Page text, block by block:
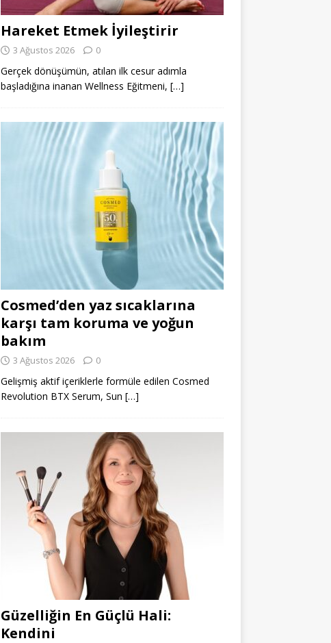
Hareket Etmek İyileştirir
3 Ağustos 2026 0
Gerçek dönüşümün, atılan ilk cesur adımla
başladığına inanan Wellness Eğitmeni, […]
Cosmed’den yaz sıcaklarına
karşı tam koruma ve yoğun
bakım
3 Ağustos 2026 0
Gelişmiş aktif içeriklerle formüle edilen Cosmed
Revolution BTX Serum, Sun […]
Güzelliğin En Güçlü Hali:
Kendini